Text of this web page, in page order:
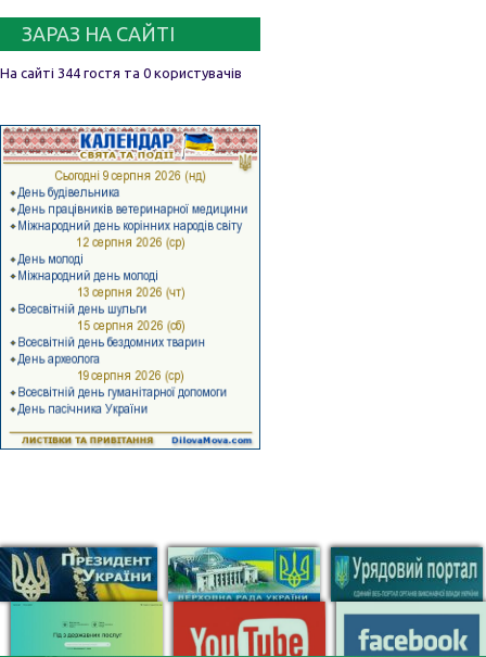
ЗАРАЗ НА САЙТІ
На сайті 344 гостя та 0 користувачів